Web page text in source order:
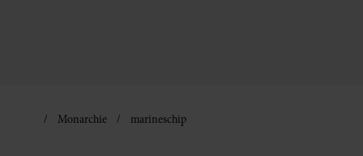
Monarchie marineschip